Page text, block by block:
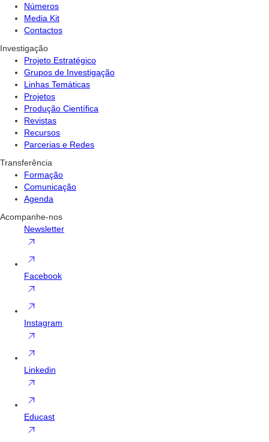
Números
Media Kit
Contactos
Investigação
Projeto Estratégico
Grupos de Investigação
Linhas Temáticas
Projetos
Produção Científica
Revistas
Recursos
Parcerias e Redes
Transferência
Formação
Comunicação
Agenda
Acompanhe-nos
Newsletter
Facebook
Instagram
Linkedin
Educast